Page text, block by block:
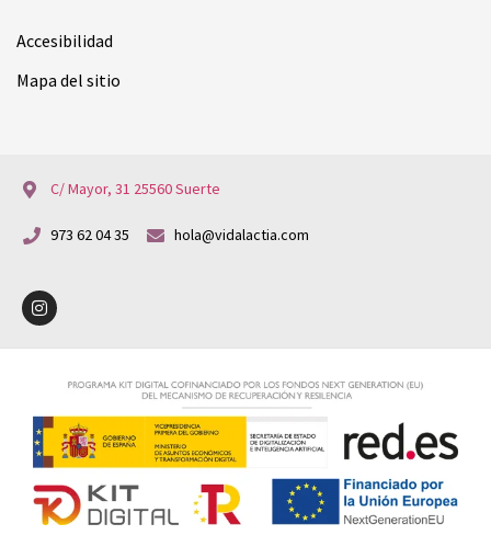
Accesibilidad
Mapa del sitio
C/ Mayor, 31 25560 Suerte
973 62 04 35 hola@vidalactia.com